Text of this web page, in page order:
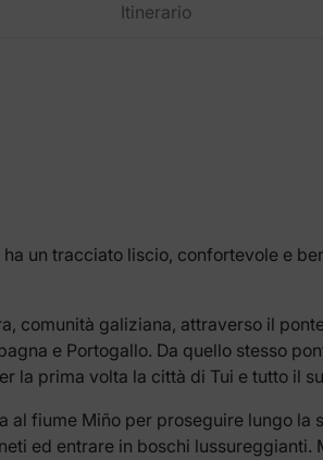
Itinerario
un tracciato liscio, confortevole e
comunità galiziana, attraverso il
e Portogallo. Da quello stesso
la prima volta la città di Tui e tutto il
al fiume Miño per proseguire lungo
ed entrare in boschi